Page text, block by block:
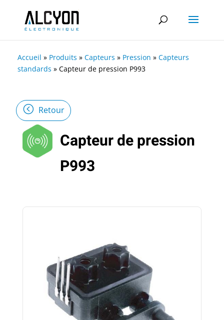
Accueil » Produits » Capteurs » Pression » Capteurs
standards » Capteur de pression P993
Retour
Capteur de pression
P993